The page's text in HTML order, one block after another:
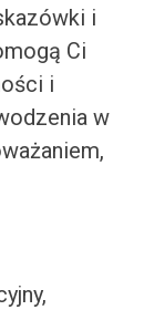
i
Ci
i
w